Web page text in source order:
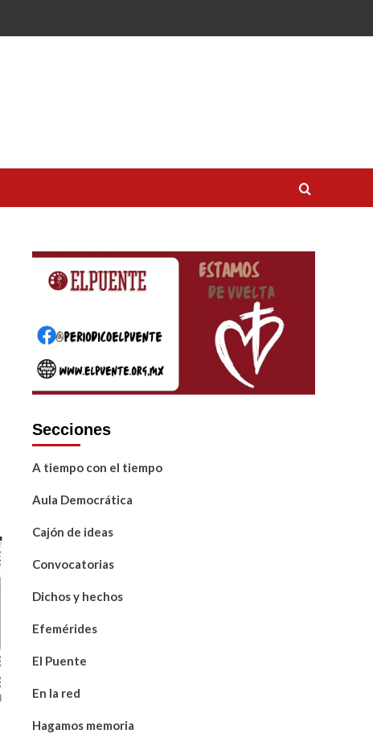
Secciones
A tiempo con el tiempo
Aula Democrática
Cajón de ideas
Convocatorias
Dichos y hechos
Efemérides
El Puente
En la red
Hagamos memoria